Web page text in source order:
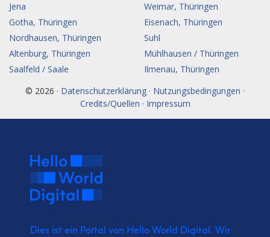
Jena
Weimar, Thüringen
Gotha, Thüringen
Eisenach, Thüringen
Nordhausen, Thüringen
Suhl
Altenburg, Thüringen
Mühlhausen / Thüringen
Saalfeld / Saale
Ilmenau, Thüringen
© 2026 · Datenschutzerklärung · Nutzungsbedingungen ·
Credits/Quellen · Impressum
Dies ist ein Portal von Hello World Digital. Wir